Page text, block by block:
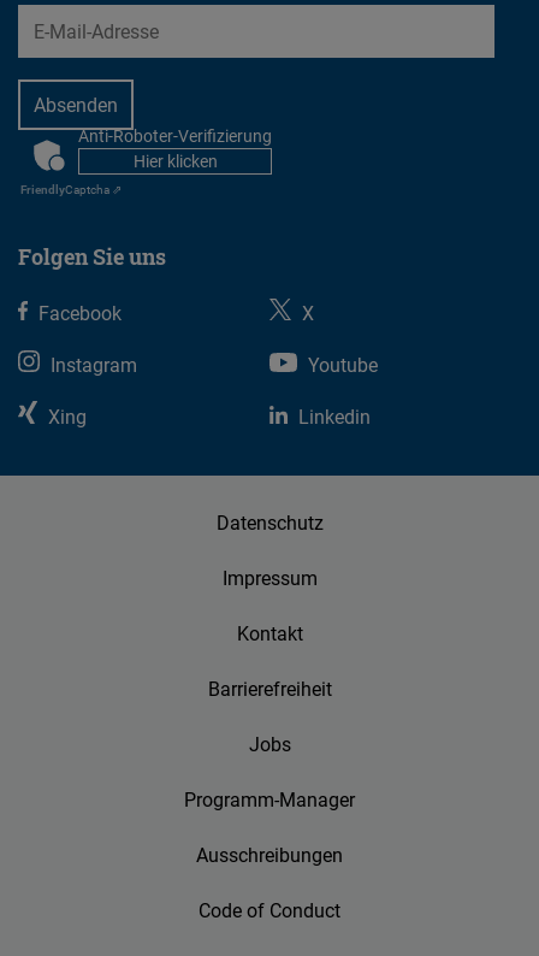
EMail
CAPTCHAAnti-Roboter-Verifizierung
Hier klicken
FriendlyCaptcha ⇗
Folgen Sie uns
Facebook
X
Instagram
Youtube
Xing
Linkedin
Datenschutz
Impressum
Kontakt
Barrierefreiheit
Jobs
Programm-Manager
Ausschreibungen
Code of Conduct